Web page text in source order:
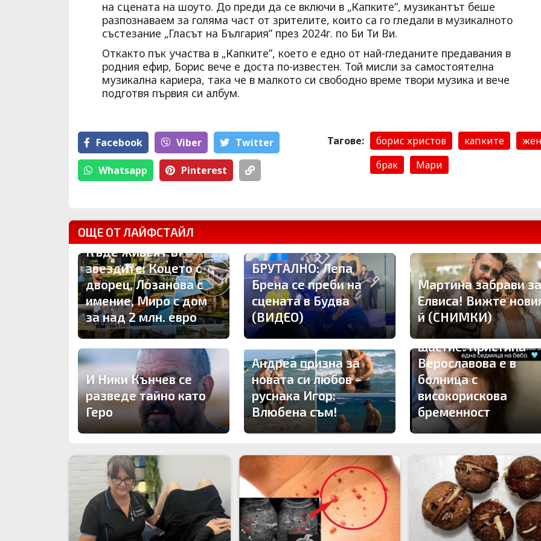
на сцената на шоуто. До преди да се включи в „Капките”, музикантът беше
разпознаваем за голяма част от зрителите, които са го гледали в музикалното
състезание „Гласът на България” през 2024г. по Би Ти Ви.
Откакто пък участва в „Капките”, което е едно от най-гледаните предавания в
родния ефир, Борис вече е доста по-известен. Той мисли за самостоятелна
музикална кариера, така че в малкото си свободно време твори музика и вече
подготвя първия си албум.
Facebook Viber Тwitter
Whatsapp Pinterest
Тагове: борис христов капките
брак
Мари
ОЩЕ ОТ ЛАЙФСТАЙЛ
Къде живеят БГ
звездите: Коцето с
дворец, Лозанова с
имение, Миро с дом
за над 2 млн. евро
БРУТАЛНО: Лепа
Брена се преби на
сцената в Будва
(ВИДЕО)
Мартина забрави за
Елвиса! Вижте
й (СНИМКИ)
И Ники Кънчев се
разведе тайно като
Геро
Андреа призна за
новата си любов –
руснака Игор:
Влюбена съм!
Драма вместо
щастие: Кристина
Верославова е в
болница с
високорискова
бременност